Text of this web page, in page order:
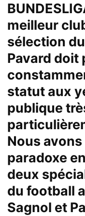
meilleur
sélection
Pavard doit
statut aux
publique
Nous
paradoxe
deux
du football
Sagnol et